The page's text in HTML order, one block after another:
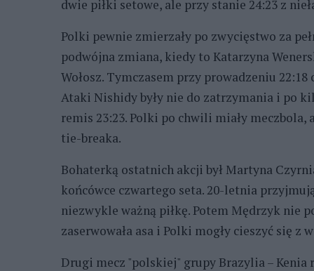
dwie piłki setowe, ale przy stanie 24:23 z
Polki pewnie zmierzały po zwycięstwo za
podwójna zmiana, kiedy to Katarzyna
Wołosz. Tymczasem przy prowadzeniu
Ataki Nishidy były nie do zatrzymania i po
remis 23:23. Polki po chwili miały
tie-breaka.
Bohaterką ostatnich akcji był Martyna
końcówce czwartego seta. 20-letnia
niezwykle ważną piłkę. Potem Mędrzyk nie
zaserwowała asa i Polki mogły cieszyć się z
Drugi mecz "polskiej" grupy Brazylia – Kenia